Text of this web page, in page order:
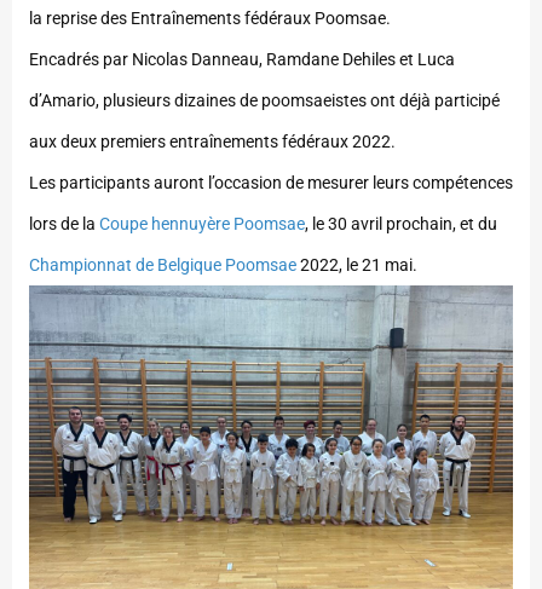
la reprise des Entraînements fédéraux Poomsae.
Encadrés par Nicolas Danneau, Ramdane Dehiles et Luca
d’Amario, plusieurs dizaines de poomsaeistes ont déjà participé
aux deux premiers entraînements fédéraux 2022.
Les participants auront l’occasion de mesurer leurs compétences
lors de la Coupe hennuyère Poomsae, le 30 avril prochain, et du
Championnat de Belgique Poomsae2022, le 21 mai.